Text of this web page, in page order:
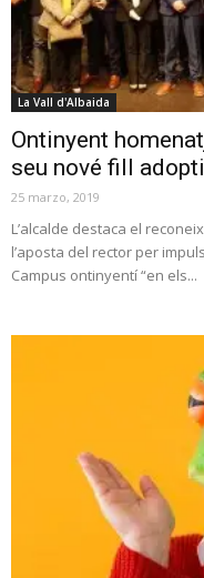
La Vall d'Albaida
Ontinyent
seu nové fill
25 marzo, 2019
L’alcalde destaca el
l’aposta del rector per
Campus ontinyentí “en els...